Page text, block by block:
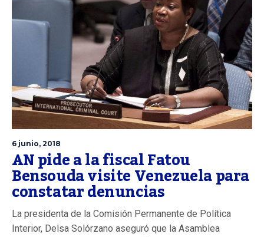
6 junio, 2018
AN pide a la fiscal Fatou
Bensouda visite Venezuela para
constatar denuncias
La presidenta de la Comisión Permanente de Política
Interior, Delsa Solórzano aseguró que la Asamblea